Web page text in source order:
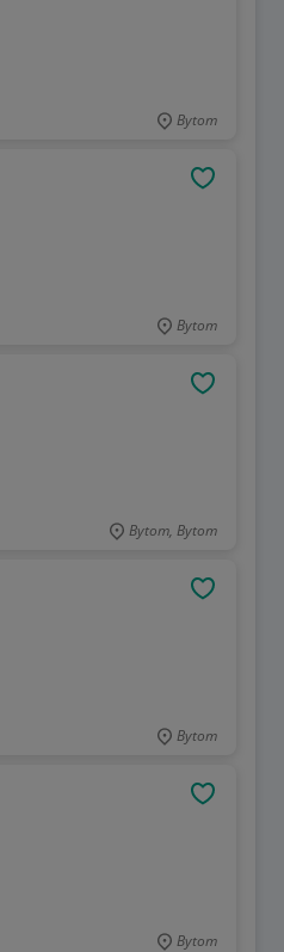
Bytom
Bytom
Bytom, Bytom
Bytom
Bytom